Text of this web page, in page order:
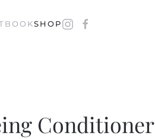
BOOKSHOP
Conditioner